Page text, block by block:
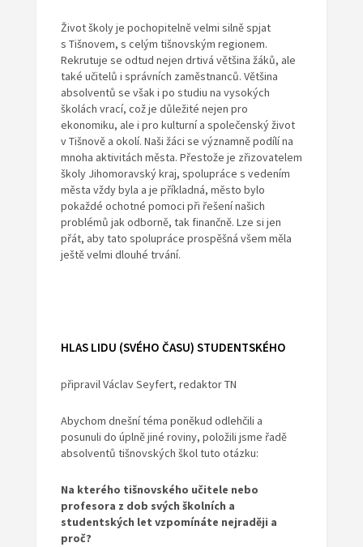
Život školy je pochopitelně velmi silně spjat
s Tišnovem, s celým tišnovským regionem.
Rekrutuje se odtud nejen drtivá většina žáků, ale
také učitelů i správních zaměstnanců. Většina
absolventů se však i po studiu na vysokých
školách vrací, což je důležité nejen pro
ekonomiku, ale i pro kulturní a společenský život
v Tišnově a okolí. Naši žáci se významně podílí na
mnoha aktivitách města. Přestože je zřizovatelem
školy Jihomoravský kraj, spolupráce s vedením
města vždy byla a je příkladná, město bylo
pokaždé ochotné pomoci při řešení našich
problémů jak odborně, tak finančně. Lze si jen
přát, aby tato spolupráce prospěšná všem měla
ještě velmi dlouhé trvání.
HLAS LIDU (SVÉHO ČASU) STUDENTSKÉHO
připravil Václav Seyfert, redaktor TN
Abychom dnešní téma poněkud odlehčili a
posunuli do úplně jiné roviny, položili jsme řadě
absolventů tišnovských škol tuto otázku:
Na kterého tišnovského učitele nebo
profesora z dob svých školních a
studentských let vzpomínáte nejraději a
proč?